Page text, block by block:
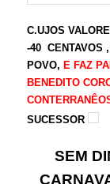
C.UJOS
-40 CENTAVOS
POVO,E FAZ
BENEDITO
SUCESSOR
SEM